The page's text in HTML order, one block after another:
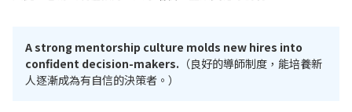
A strong mentorship culture molds new hires into
confident decision-makers. （良好的導師制度，能培養新
人逐漸成為有自信的決策者。）